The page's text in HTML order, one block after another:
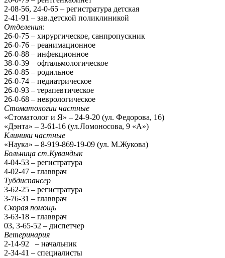
2-08-56, 24-0-65 – регистратура детская
2-41-91 – зав.детской поликлиникой
Отделения:
26-0-75 – хирургическое, санпропускник
26-0-76 – реанимационное
26-0-88 – инфекционное
38-0-39 – офтальмологическое
26-0-85 – родильное
26-0-74 – педиатрическое
26-0-93 – терапевтическое
26-0-68 – неврологическое
Стоматологии частные
«Стоматолог и Я» – 24-9-20 (ул. Федорова, 16)
«Дэнта» – 3-61-16 (ул.Ломоносова, 9 «А»)
Клиники частные
«Наука» – 8-919-869-19-09 (ул. М.Жукова)
Больница ст.Кувандык
4-04-53 – регистратура
4-02-47 – главврач
Тубдиспансер
3-62-25 – регистратура
3-76-31 – главврач
Скорая помощь
3-63-18 – главврач
03, 3-65-52 – диспетчер
Ветеринария
2-14-92 – начальник
2-34-41 – специалисты